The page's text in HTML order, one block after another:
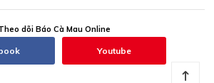
dõi Báo Cà Mau Online
Youtube